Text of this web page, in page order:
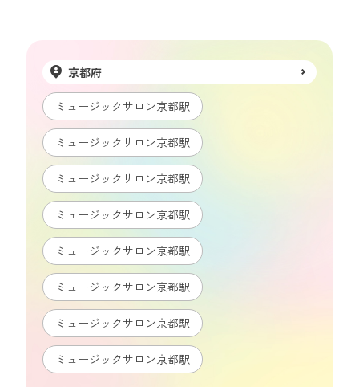
京都府
ミュージックサロン京都駅
ミュージックサロン京都駅
ミュージックサロン京都駅
ミュージックサロン京都駅
ミュージックサロン京都駅
ミュージックサロン京都駅
ミュージックサロン京都駅
ミュージックサロン京都駅